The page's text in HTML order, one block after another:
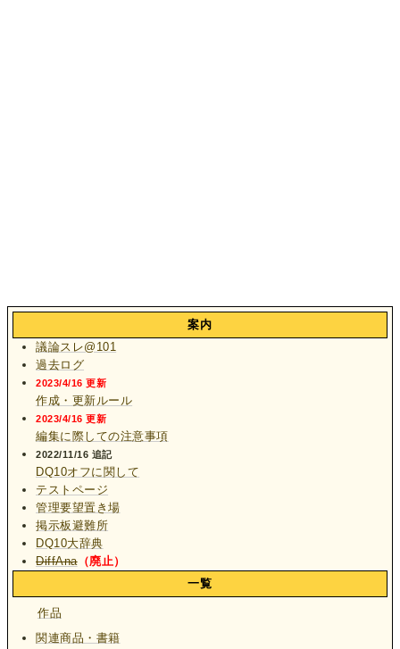
案内
議論スレ@101
過去ログ
2023/4/16 更新
作成・更新ルール
2023/4/16 更新
編集に際しての注意事項
2022/11/16 追記
DQ10オフに関して
テストページ
管理要望置き場
掲示板避難所
DQ10大辞典
DiffAna（廃止）
一覧
作品
関連商品・書籍